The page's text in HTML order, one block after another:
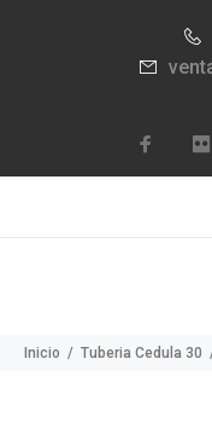
Inicio Tuberia Cedula 30